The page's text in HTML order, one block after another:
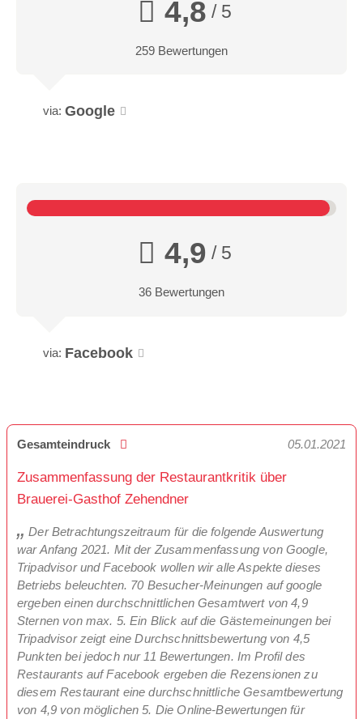
4,8 / 5
259 Bewertungen
via: Google
4,9 / 5
36 Bewertungen
via: Facebook
Gesamteindruck 05.01.2021
Zusammenfassung der Restaurantkritik über
Brauerei-Gasthof Zehendner
Der Betrachtungszeitraum für die folgende Auswertung
war Anfang 2021. Mit der Zusammenfassung von Google,
Tripadvisor und Facebook wollen wir alle Aspekte dieses
Betriebs beleuchten. 70 Besucher-Meinungen auf google
ergeben einen durchschnittlichen Gesamtwert von 4,9
Sternen von max. 5. Ein Blick auf die Gästemeinungen bei
Tripadvisor zeigt eine Durchschnittsbewertung von 4,5
Punkten bei jedoch nur 11 Bewertungen. Im Profil des
Restaurants auf Facebook ergeben die Rezensionen zu
diesem Restaurant eine durchschnittliche Gesamtbewertung
von 4,9 von möglichen 5. Die Online-Bewertungen für